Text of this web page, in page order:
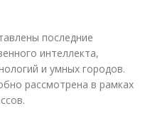
последние
интеллекта,
и умных городов.
рассмотрена в рамках